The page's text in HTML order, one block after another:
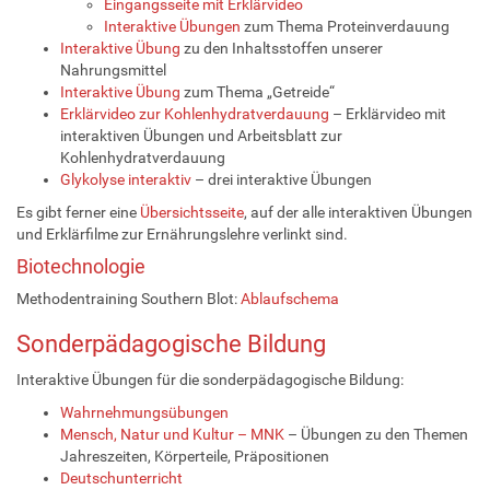
Eingangsseite mit Erklärvideo
Interaktive Übungen zum Thema Proteinverdauung
Interaktive Übung zu den Inhaltsstoffen unserer
Nahrungsmittel
Interaktive Übung zum Thema „Getreide“
Erklärvideo zur Kohlenhydratverdauung – Erklärvideo mit
interaktiven Übungen und Arbeitsblatt zur
Kohlenhydratverdauung
Glykolyse interaktiv – drei interaktive Übungen
Es gibt ferner eine Übersichtsseite, auf der alle interaktiven Übungen
und Erklärfilme zur Ernährungslehre verlinkt sind.
Biotechnologie
Methodentraining Southern Blot:Ablaufschema
Sonderpädagogische Bildung
Interaktive Übungen für die sonderpädagogische Bildung:
Wahrnehmungsübungen
Mensch, Natur und Kultur – MNK – Übungen zu den Themen
Jahreszeiten, Körperteile, Präpositionen
Deutschunterricht